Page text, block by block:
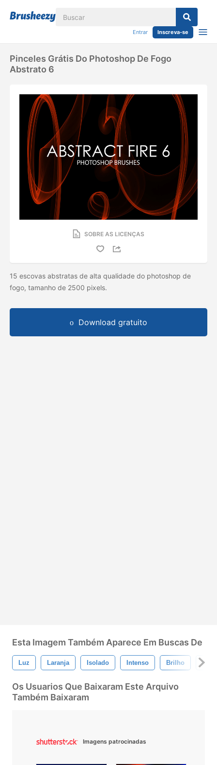
Entrar Inscreva-se
Pinceles Grátis Do Photoshop De Fogo
Abstrato 6
SOBRE AS LICENÇAS
15 escovas abstratas de alta qualidade do photoshop de
fogo, tamanho de 2500 pixels.
Download gratuito
Esta Imagem Também Aparece Em Buscas De
Luz Laranja Isolado Intenso Brilho
Os Usuarios Que Baixaram Este Arquivo
Também Baixaram
Imagens patrocinadas